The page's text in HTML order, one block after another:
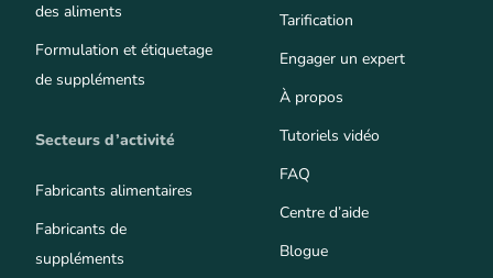
des aliments
Formulation et étiquetage
de suppléments
Secteurs d’activité
Fabricants alimentaires
Fabricants de
suppléments
Tarification
Engager un expert
À propos
Tutoriels vidéo
FAQ
Centre d’aide
Blogue